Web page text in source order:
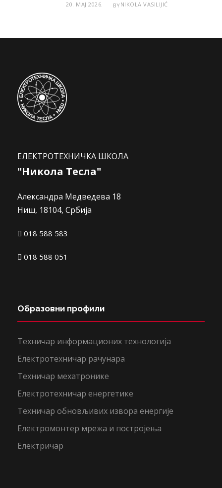
20. МАЈ 2026. BYNIKOLA VASILIJIĆ
ЕЛЕКТРОТЕХНИЧКА ШКОЛА
"Никола Тесла"
Александра Медведева 18
Ниш, 18104, Србија
018 588 583
018 588 051
Образовни профили
Техничар информационих технологија
Електротехничар рачунара
Техничар мехатронике
Електротехничар енергетике
Техничар обновљивих извора енергије
Електромонтер мрежа и постројења
Електричар